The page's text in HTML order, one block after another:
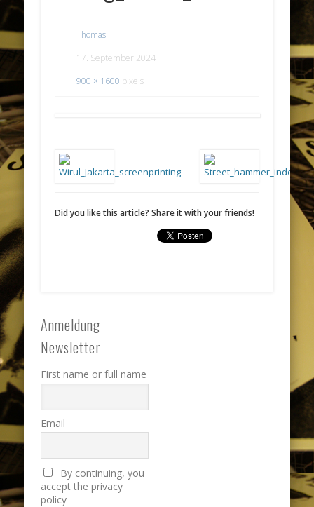
Thomas
17. September 2024
900 × 1600 pixels
Did you like this article? Share it with your friends!
Anmeldung
Newsletter
First name or full name
Email
By continuing, you
accept the privacy
policy